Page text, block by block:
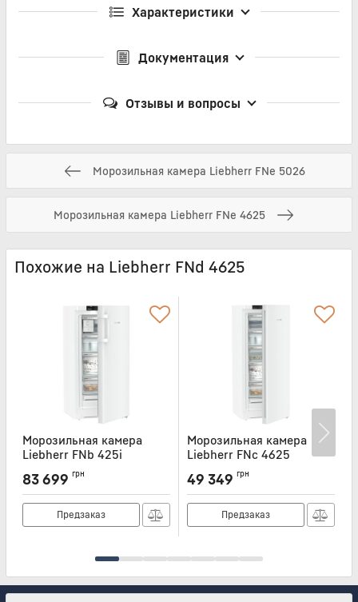
Характеристики
Документация
Отзывы и вопросы
Морозильная камера Liebherr FNe 5026
Морозильная камера Liebherr FNe 4625
Похожие на Liebherr FNd 4625
Морозильная камера
Liebherr FNb 425i
FNB425I
83 699 грн
Предзаказ
Морозильная камера
Liebherr FNc 4625
FNC4625
49 349 грн
Предзаказ